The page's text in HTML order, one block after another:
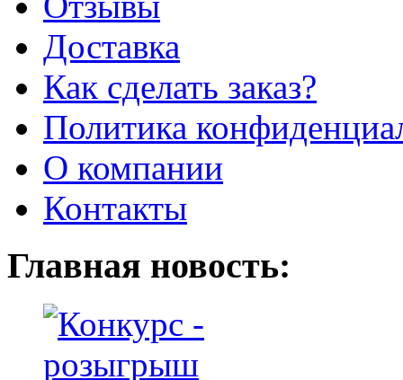
Доставка
Как сделать заказ?
Политика
О компании
Контакты
Главная новость: